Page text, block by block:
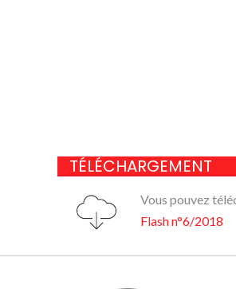
TÉLÉCHARGEMENT
Vous pouvez
Flash n°6/2018